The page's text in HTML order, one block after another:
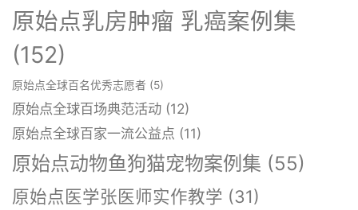
原始点乳房肿瘤 乳癌案例集
(152)
原始点全球百名优秀志愿者 (5)
原始点全球百场典范活动 (12)
原始点全球百家一流公益点 (11)
原始点动物鱼狗猫宠物案例集 (55)
原始点医学张医师实作教学 (31)